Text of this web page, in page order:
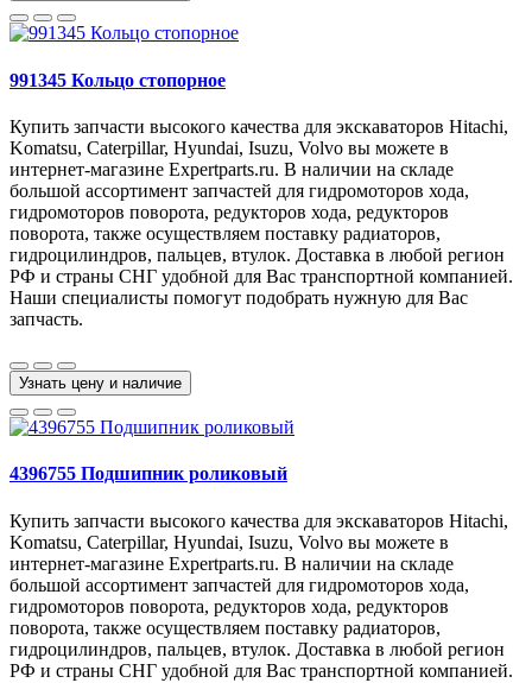
991345 Кольцо стопорное
Купить запчасти высокого качества для экскаваторов Hitachi,
Komatsu, Caterpillar, Hyundai, Isuzu, Volvo вы можете в
интернет-магазине Expertparts.ru. В наличии на складе
большой ассортимент запчастей для гидромоторов хода,
гидромоторов поворота, редукторов хода, редукторов
поворота, также осуществляем поставку радиаторов,
гидроцилиндров, пальцев, втулок. Доставка в любой регион
РФ и страны СНГ удобной для Вас транспортной компанией.
Наши специалисты помогут подобрать нужную для Вас
запчасть.
Узнать цену и наличие
4396755 Подшипник роликовый
Купить запчасти высокого качества для экскаваторов Hitachi,
Komatsu, Caterpillar, Hyundai, Isuzu, Volvo вы можете в
интернет-магазине Expertparts.ru. В наличии на складе
большой ассортимент запчастей для гидромоторов хода,
гидромоторов поворота, редукторов хода, редукторов
поворота, также осуществляем поставку радиаторов,
гидроцилиндров, пальцев, втулок. Доставка в любой регион
РФ и страны СНГ удобной для Вас транспортной компанией.